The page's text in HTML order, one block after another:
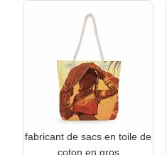
fabricant de sacs en toile de
coton en gros